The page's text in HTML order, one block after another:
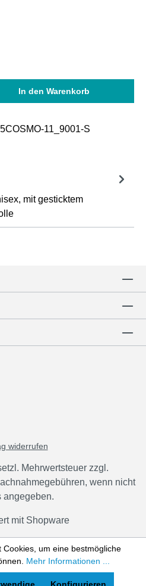
den gewünschten
In den Warenkorb
11_9001-S
mit gesticktem
widerrufen
Mehrwertsteuer zzgl.
wenn nicht
angegeben.
mit Shopware
Cookies, um eine bestmögliche
Mehr Informationen ...